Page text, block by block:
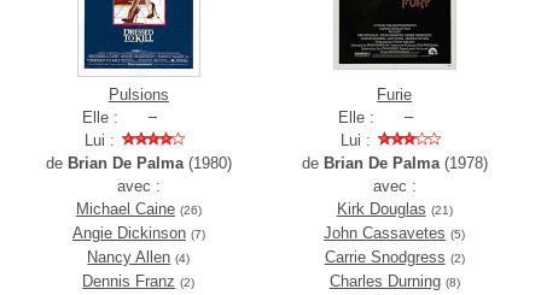
Pulsions
Elle :
Lui :
de Brian De Palma(1980)
avec :
Michael Caine (26)
Angie Dickinson (7)
Nancy Allen (4)
Dennis Franz (2)
Furie
Elle :
Lui :
de Brian De Palma(1978)
avec :
Kirk Douglas (21)
John Cassavetes (5)
Carrie Snodgress (2)
Charles Durning (8)